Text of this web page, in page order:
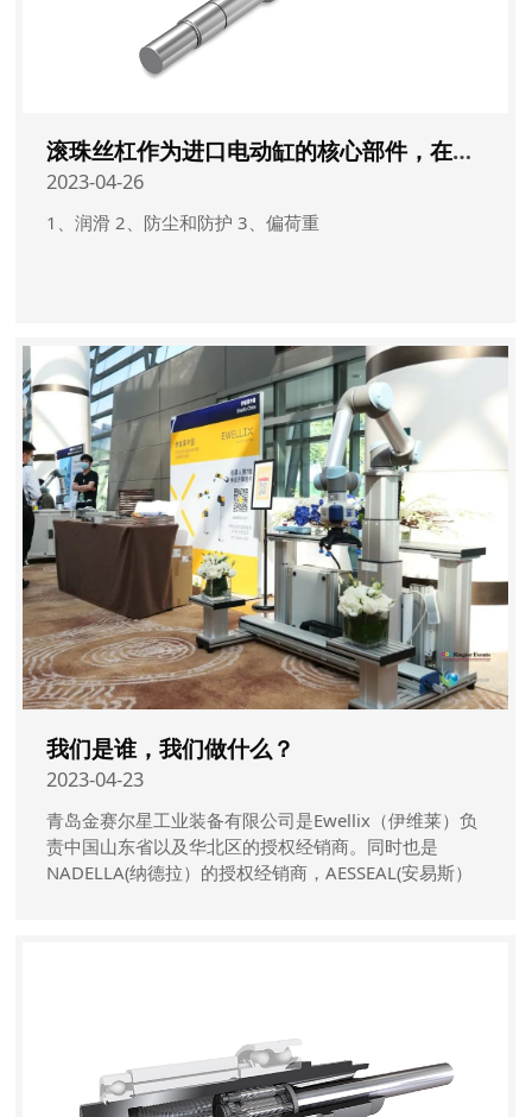
滚珠丝杠作为进口电动缸的核心部件，在使用方面的注意事项
2023-04-26
1、润滑 2、防尘和防护 3、偏荷重
我们是谁，我们做什么？
2023-04-23
青岛金赛尔星工业装备有限公司是Ewellix（伊维莱）负
责中国山东省以及华北区的授权经销商。同时也是
NADELLA(纳德拉）的授权经销商，AESSEAL(安易斯）